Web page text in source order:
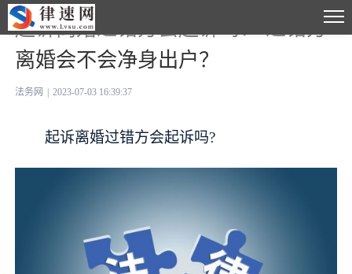
起诉离婚过错方会起诉吗？ 过错方
离婚会不会净身出户？
法务网 2023-07-03 16:39:37
起诉离婚过错方会起诉吗?